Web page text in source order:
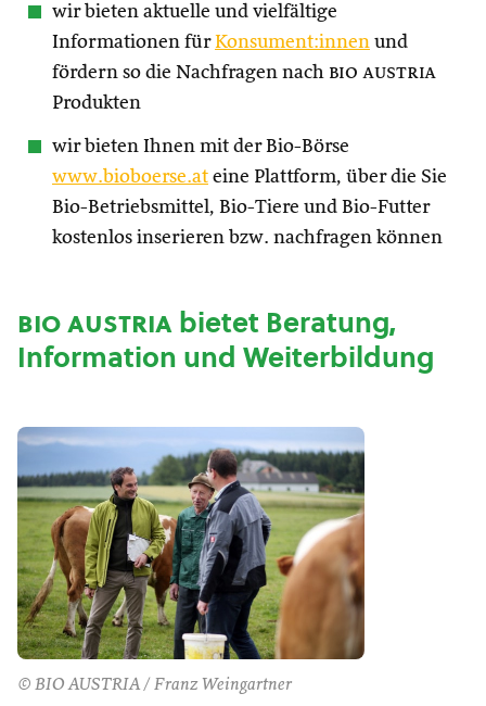
wir bieten aktuelle und vielfältige
Informationen fürKonsument:innen und
fördern so die Nachfragen nach bio austria
Produkten
wir bieten Ihnen mit der Bio-Börse
www.bioboerse.at eine Plattform, über die Sie
Bio-Betriebsmittel, Bio-Tiere und Bio-Futter
kostenlos inserieren bzw. nachfragen können
bio austriabietet Beratung,
Information und Weiterbildung
© BIO AUSTRIA / Franz Weingartner